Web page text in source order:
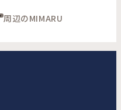
周辺のMIMARU